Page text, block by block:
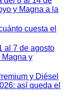
y Magna a la
cuesta el
al 7 de agosto
y
y Diésel
así queda el